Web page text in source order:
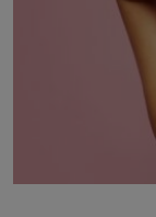
Kapsułowa